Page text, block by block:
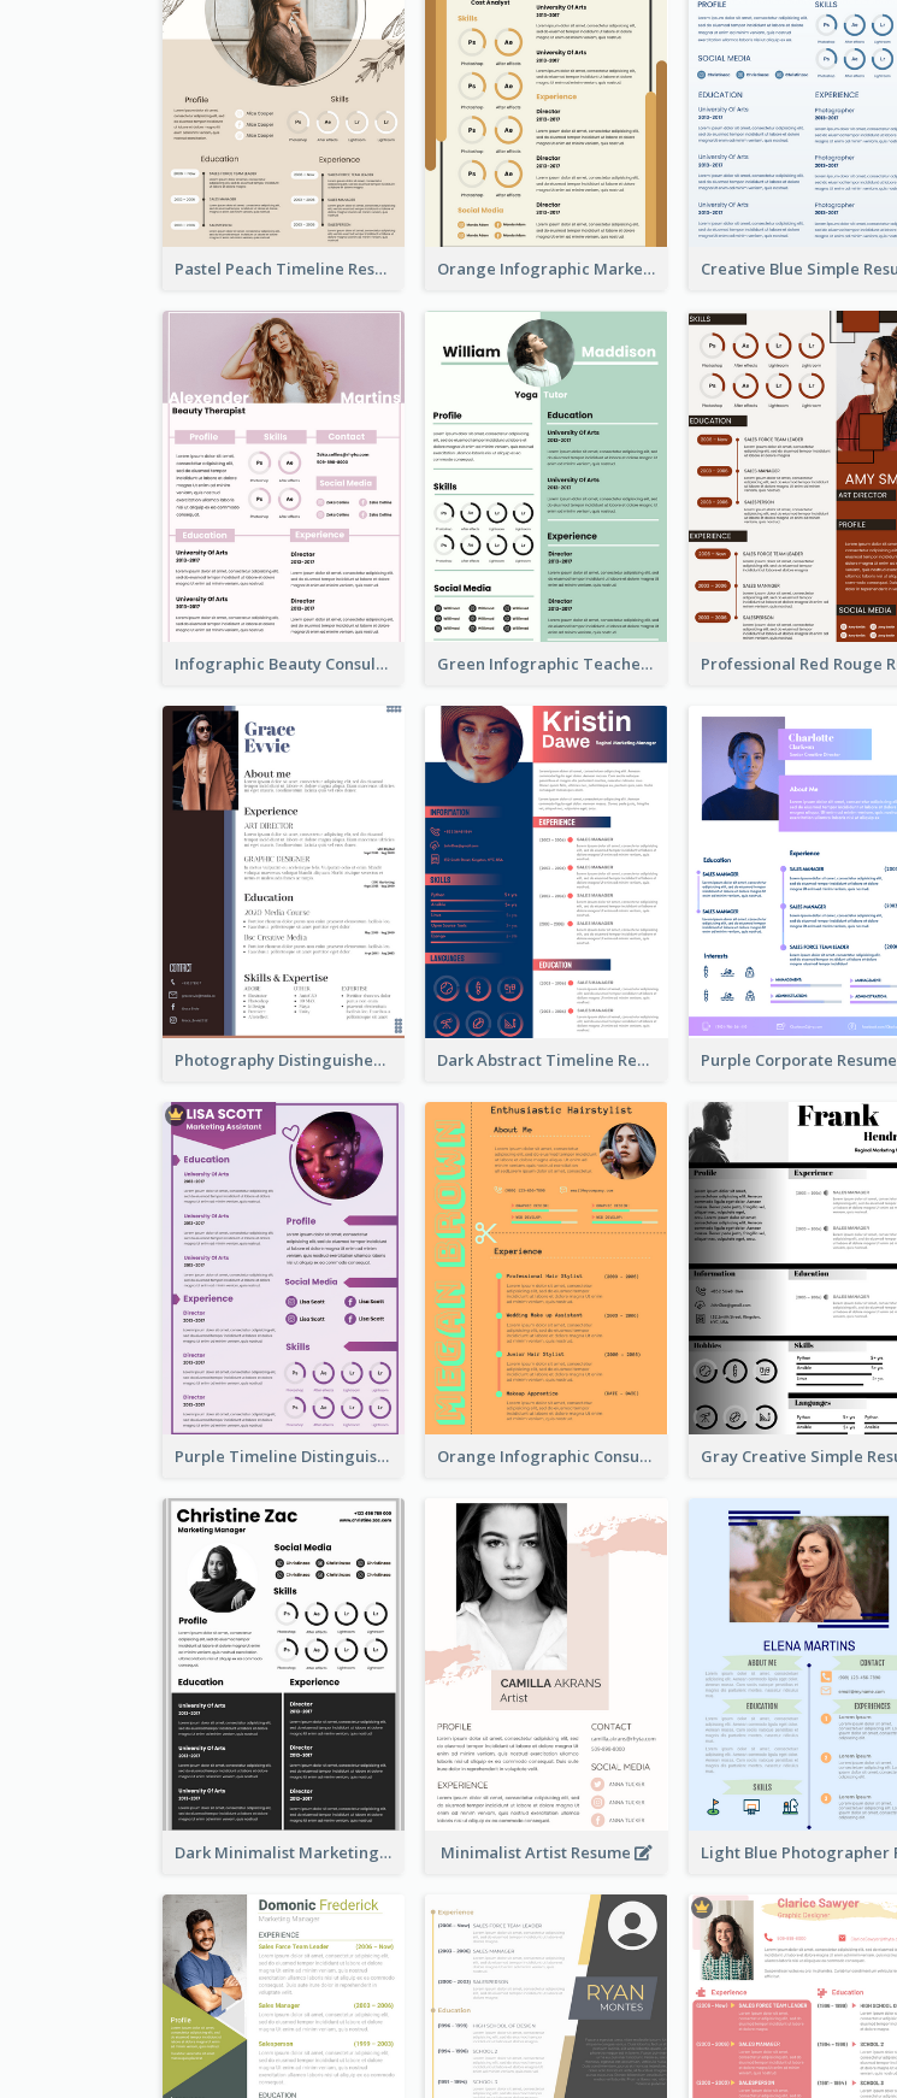
Pastel Peach Timeline Resume Orange Infographic Market Analyst Resume
Infographic Beauty Consultant Resume Green Infographic Teacher Resume
Photography Distinguished Resume Dark Abstract Timeline Resume Purple Corporate Resume
Purple Timeline Distinguished Resume Orange Infographic Consultant Resume
Dark Minimalist Marketing Manager Resume Minimalist Artist Resume